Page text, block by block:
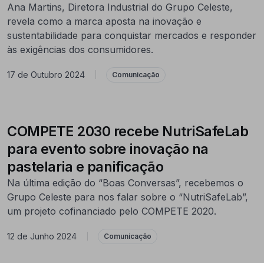
Ana Martins, Diretora Industrial do Grupo Celeste,
revela como a marca aposta na inovação e
sustentabilidade para conquistar mercados e responder
às exigências dos consumidores.
17 de Outubro 2024 Comunicação
COMPETE 2030 recebe NutriSafeLab
para evento sobre inovação na
pastelaria e panificação
Na última edição do “Boas Conversas”, recebemos o
Grupo Celeste para nos falar sobre o “NutriSafeLab”,
um projeto cofinanciado pelo COMPETE 2020.
12 de Junho 2024 Comunicação